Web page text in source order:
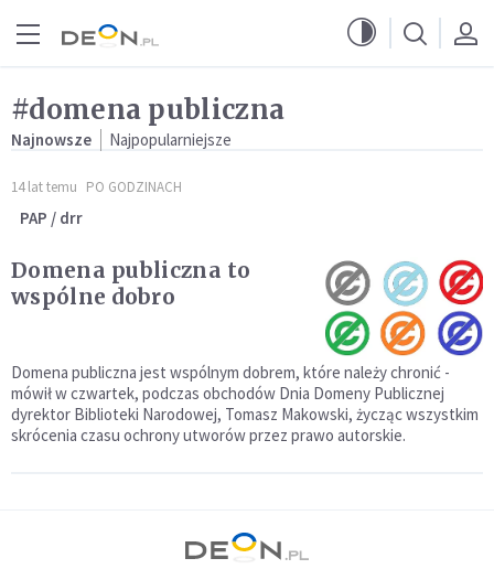
#domena publiczna
Najnowsze Najpopularniejsze
14 lat temu PO GODZINACH
PAP / drr
Domena publiczna to
wspólne dobro
Domena publiczna jest wspólnym dobrem, które należy chronić -
mówił w czwartek, podczas obchodów Dnia Domeny Publicznej
dyrektor Biblioteki Narodowej, Tomasz Makowski, życząc wszystkim
skrócenia czasu ochrony utworów przez prawo autorskie.